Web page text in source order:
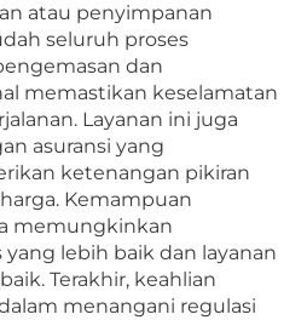
atau penyimpanan
seluruh proses
dan
memastikan keselamatan
Layanan ini juga
asuransi yang
ketenangan pikiran
Kemampuan
memungkinkan
lebih baik dan layanan
Terakhir, keahlian
menangani regulasi